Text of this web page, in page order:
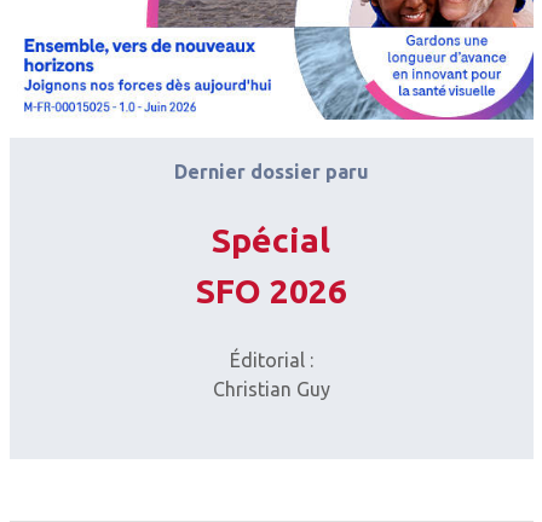
Dernier dossier paru
Spécial
SFO 2026
Éditorial :
Christian Guy